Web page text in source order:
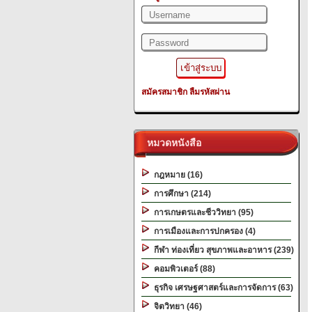
สมัครสมาชิก ลืมรหัสผ่าน
หมวดหนังสือ
กฎหมาย (16)
การศึกษา (214)
การเกษตรและชีววิทยา (95)
การเมืองและการปกครอง (4)
กีฬา ท่องเที่ยว สุขภาพและอาหาร (239)
คอมพิวเตอร์ (88)
ธุรกิจ เศรษฐศาสตร์และการจัดการ (63)
จิตวิทยา (46)